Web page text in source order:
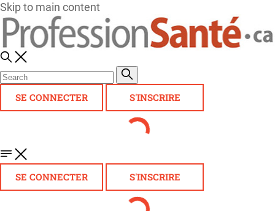
Skip to main content
SE CONNECTER S'INSCRIRE
SE CONNECTER S'INSCRIRE